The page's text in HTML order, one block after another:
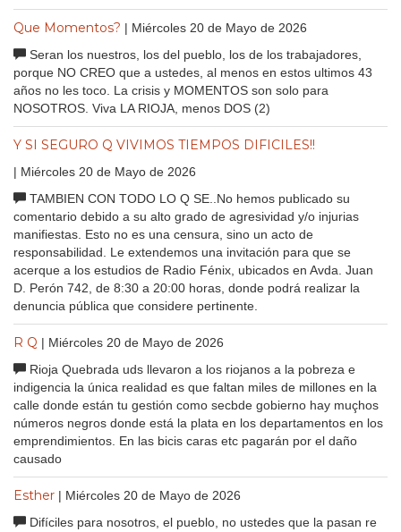
Que Momentos? | Miércoles 20 de Mayo de 2026
Seran los nuestros, los del pueblo, los de los trabajadores,
porque NO CREO que a ustedes, al menos en estos ultimos 43
años no les toco. La crisis y MOMENTOS son solo para
NOSOTROS. Viva LA RIOJA, menos DOS (2)
Y SI SEGURO Q VIVIMOS TIEMPOS DIFICILES!!
| Miércoles 20 de Mayo de 2026
TAMBIEN CON TODO LO Q SE..No hemos publicado su
comentario debido a su alto grado de agresividad y/o injurias
manifiestas. Esto no es una censura, sino un acto de
responsabilidad. Le extendemos una invitación para que se
acerque a los estudios de Radio Fénix, ubicados en Avda. Juan
D. Perón 742, de 8:30 a 20:00 horas, donde podrá realizar la
denuncia pública que considere pertinente.
R Q | Miércoles 20 de Mayo de 2026
Rioja Quebrada uds llevaron a los riojanos a la pobreza e
indigencia la única realidad es que faltan miles de millones en la
calle donde están tu gestión como secbde gobierno hay muçhos
números negros donde está la plata en los departamentos en los
emprendimientos. En las bicis caras etc pagarán por el daño
causado
Esther | Miércoles 20 de Mayo de 2026
Difíciles para nosotros, el pueblo, no ustedes que la pasan re